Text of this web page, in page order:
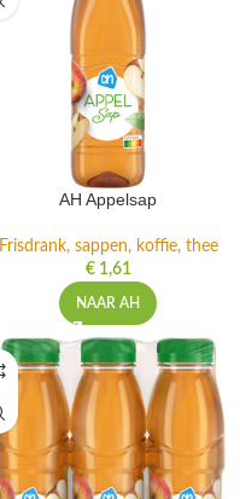
AH Appelsap
Frisdrank, sappen, koffie, thee
€1,61
NAAR AH